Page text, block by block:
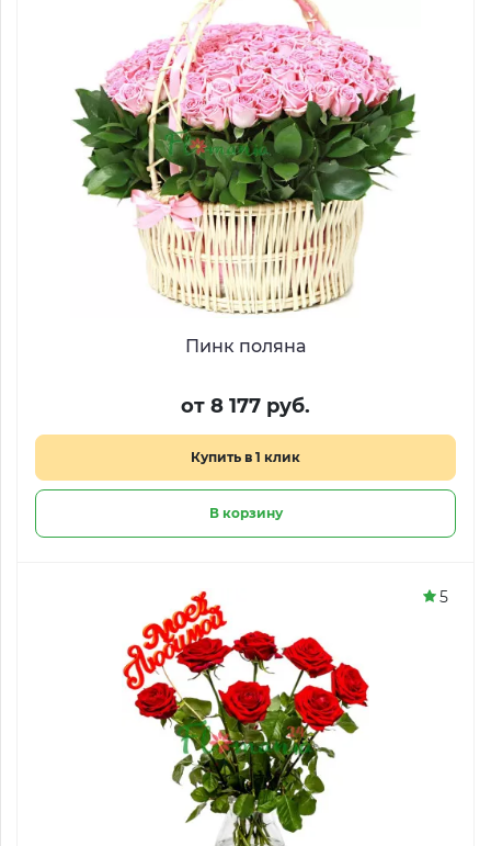
Пинк поляна
от 8 177 руб.
Купить в 1 клик
В корзину
5